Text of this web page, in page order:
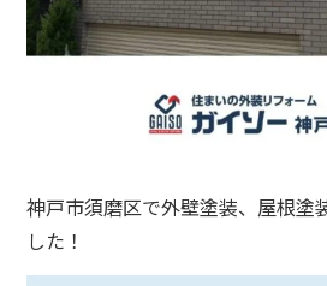
神戸市須磨区で外壁塗装、屋根塗
した！